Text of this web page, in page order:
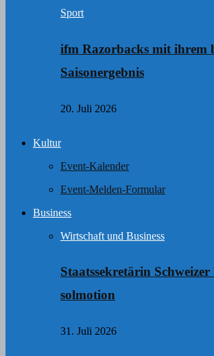
Sport
ifm Razorbacks mit ihrem
Saisonergebnis
20. Juli 2026
Kultur
Event-Kalender
Event-Melden-Formular
Business
Wirtschaft und Business
Staatssekretärin Schweizer
solmotion
31. Juli 2026